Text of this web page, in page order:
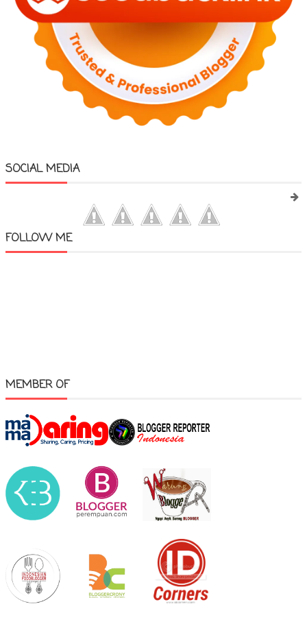
SOCIAL MEDIA
FOLLOW ME
MEMBER OF